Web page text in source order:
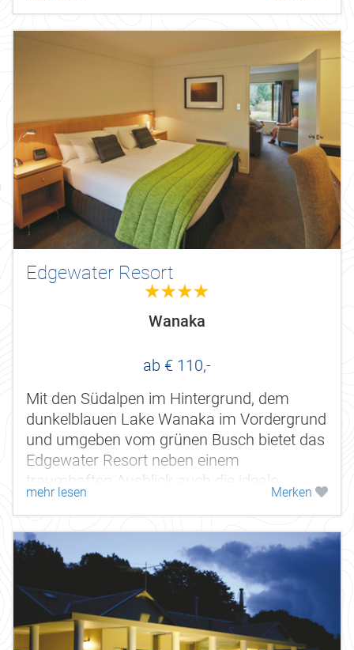
Edgewater Resort
4.0
Wanaka
ab € 110,-
Mit den Südalpen im Hintergrund, dem
dunkelblauen Lake Wanaka im Vordergrund
und umgeben vom grünen Busch bietet das
Edgewater Resort neben einem
traumhaften Ausblick auch die ideale
Unterkunft für Ihren Aufenthalt.
mehr lesen Merken